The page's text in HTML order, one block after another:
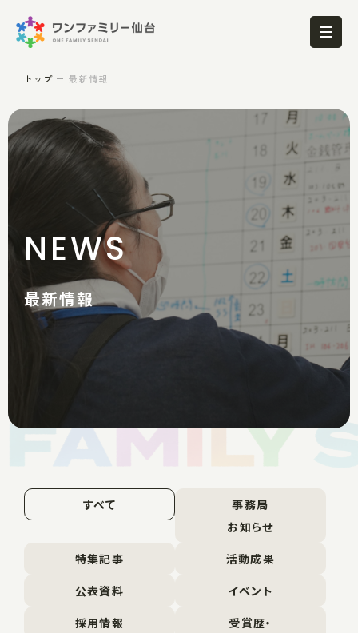
トップ 最新情報
NEWS
最新情報
すべて
事務局
お知らせ
特集記事
活動成果
公表資料
イベント
採用情報
受賞歴・